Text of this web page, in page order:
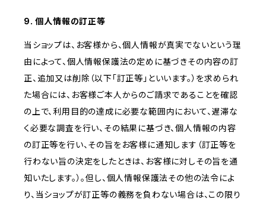
9. 個人情報の訂正等
当ショップは、お客様から、個人情報が真実でないという理
由によって、個人情報保護法の定めに基づきその内容の訂
正、追加又は削除（以下「訂正等」といいます。）を求められ
た場合には、お客様ご本人からのご請求であることを確認
の上で、利用目的の達成に必要な範囲内において、遅滞な
く必要な調査を行い、その結果に基づき、個人情報の内容
の訂正等を行い、その旨をお客様に通知します（訂正等を
行わない旨の決定をしたときは、お客様に対しその旨を通
知いたします。）。但し、個人情報保護法その他の法令によ
り、当ショップが訂正等の義務を負わない場合は、この限り